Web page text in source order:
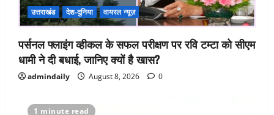
उत्तराखंड देश-दुनिया वायरल न्यूज़
पर्सनल फ्लाइंग व्हीकल के सफल परीक्षण पर रवि टम्टा को सीएम
धामी ने दी बधाई, जानिए क्यों है खास?
admindaily August 8, 2026 0
1 minute read